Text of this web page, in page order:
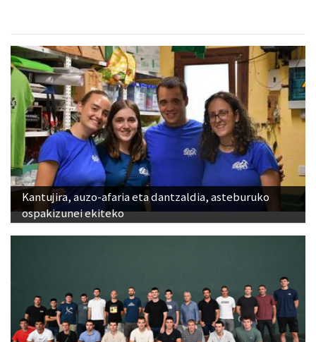
Kantujira, auzo-afaria eta dantzaldia, asteburuko
ospakizunei ekiteko